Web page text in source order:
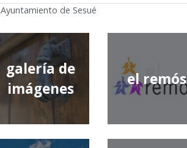
Ayuntamiento de Sesué
galería de
imágenes
el remós